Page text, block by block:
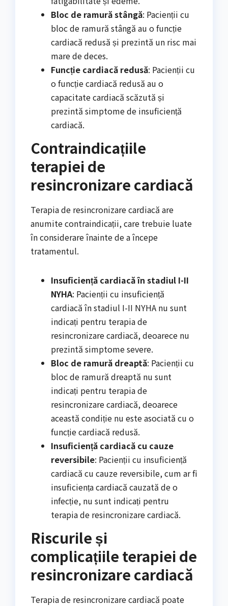
Bloc de ramură stângă: Pacienții cu
bloc de ramură stângă au o funcție
cardiacă redusă și prezintă un risc mai
mare de deces.
Funcție cardiacă redusă: Pacienții cu
o funcție cardiacă redusă au o
capacitate cardiacă scăzută și
prezintă simptome de insuficiență
cardiacă.
Contraindicațiile
terapiei de
resincronizare cardiacă
Terapia de resincronizare cardiacă are
anumite contraindicații, care trebuie luate
în considerare înainte de a începe
tratamentul.
Insuficiență cardiacă în stadiul I-II
NYHA: Pacienții cu insuficiență
cardiacă în stadiul I-II NYHA nu sunt
indicați pentru terapia de
resincronizare cardiacă, deoarece nu
prezintă simptome severe.
Bloc de ramură dreaptă: Pacienții cu
bloc de ramură dreaptă nu sunt
indicați pentru terapia de
resincronizare cardiacă, deoarece
această condiție nu este asociată cu o
funcție cardiacă redusă.
Insuficiență cardiacă cu cauze
reversibile: Pacienții cu insuficiență
cardiacă cu cauze reversibile, cum ar fi
insuficiența cardiacă cauzată de o
infecție, nu sunt indicați pentru
terapia de resincronizare cardiacă.
Riscurile și
complicațiile terapiei de
resincronizare cardiacă
Terapia de resincronizare cardiacă poate